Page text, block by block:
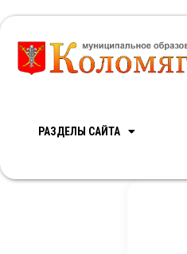
РАЗДЕЛЫ САЙТА